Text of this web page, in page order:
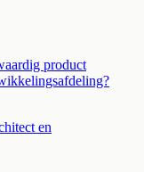
product
en